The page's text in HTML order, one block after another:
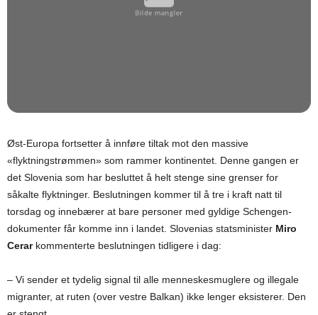
Øst-Europa fortsetter å innføre tiltak mot den massive
«flyktningstrømmen» som rammer kontinentet. Denne gangen er
det Slovenia som har besluttet å helt stenge sine grenser for
såkalte flyktninger. Beslutningen kommer til å tre i kraft natt til
torsdag og innebærer at bare personer med gyldige Schengen-
dokumenter får komme inn i landet. Slovenias statsminister Miro
Cerarkommenterte beslutningen tidligere i dag:
– Vi sender et tydelig signal til alle menneskesmuglere og illegale
migranter, at ruten (over vestre Balkan) ikke lenger eksisterer. Den